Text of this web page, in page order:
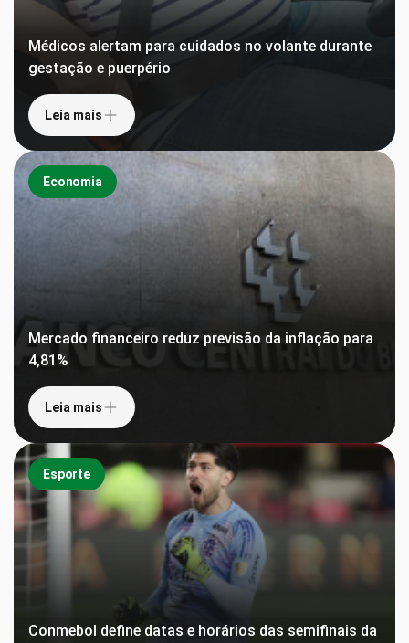
Médicos alertam para cuidados no volante durante
gestação e puerpério
Leia mais
Economia
Mercado financeiro reduz previsão da inflação para
4,81%
Leia mais
Esporte
Conmebol define datas e horários das semifinais da